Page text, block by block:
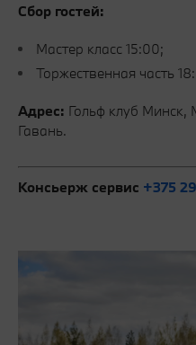
Сбор гостей:
Мастер класс 15:00;
Торжественная часть
Адрес: Гольф клуб
Гавань.
Консьерж сервис +375